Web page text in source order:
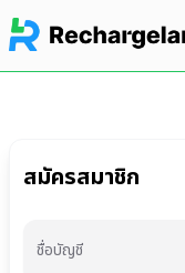
สมัครสมาชิก
ชื่อบัญชี